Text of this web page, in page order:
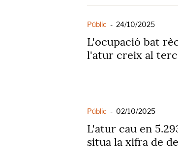
Públic - 24/10/2025
L'ocupació bat
l'atur creix al
Públic - 02/10/2025
L'atur cau en
situa la xifra de